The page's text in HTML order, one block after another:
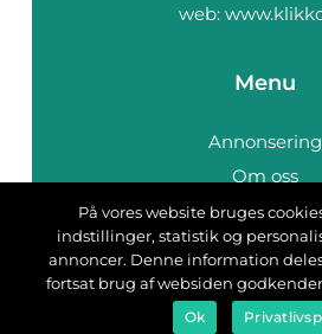
web:
Menu
Annonsering
Om oss
Cookies
Kontakta oss
Sitemap
På vores website bruges
indstillinger, statistik og
annoncer. Denne information
fortsat brug af websiden
Ok